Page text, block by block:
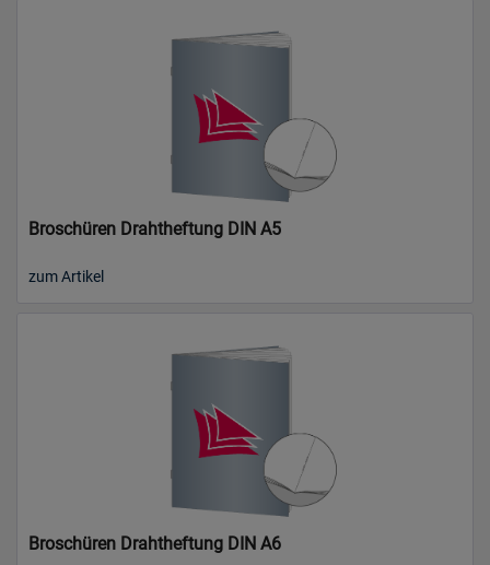
Broschüren Drahtheftung DIN A5
zum Artikel
Broschüren Drahtheftung DIN A6